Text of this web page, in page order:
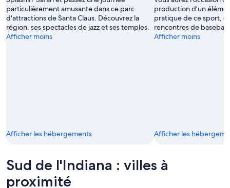
Office
of
Tourism
Development
particulièrement amusante dans ce parc
d'attractions de Santa Claus. Découvrez la
région, ses spectacles de jazz et ses temples.
Afficher moins
Afficher les hébergements
production d’un
pratique de ce sport,
rencontres de baseball
Afficher moins
Afficher les
Sud de l'Indiana : villes à
proximité